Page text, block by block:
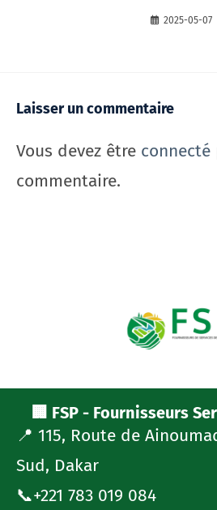
2025-05-07
Laisser un commentaire
Vous devez être connecté
commentaire.
🏢 FSP - Fournisseurs
📍 115, Route de
Sud, Dakar
📞+221 783 019 084